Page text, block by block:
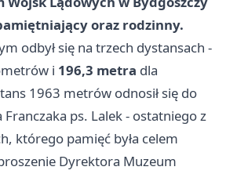
oraz rodzinny.
odbył się na trzech dystansach -
i 196,3 metra dla
1963 metrów odnosił się do
ps. Lalek - ostatniego z
którego pamięć była celem
Dyrektora Muzeum